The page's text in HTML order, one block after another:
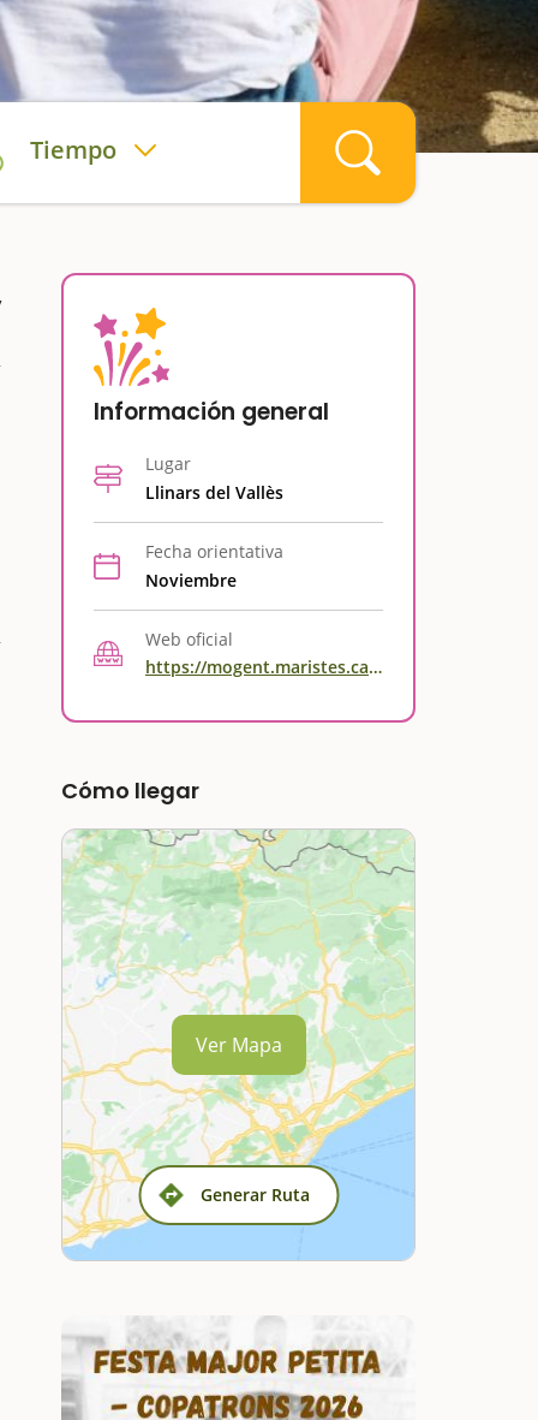
Tiempo
Información general
Lugar
Llinars del Vallès
Fecha orientativa
Noviembre
Web oficial
https://mogent.maristes.cat/ca/agenda/trans-humantes-sweet-chilli-circus-company
Cómo llegar
Generar Ruta
Ver Mapa